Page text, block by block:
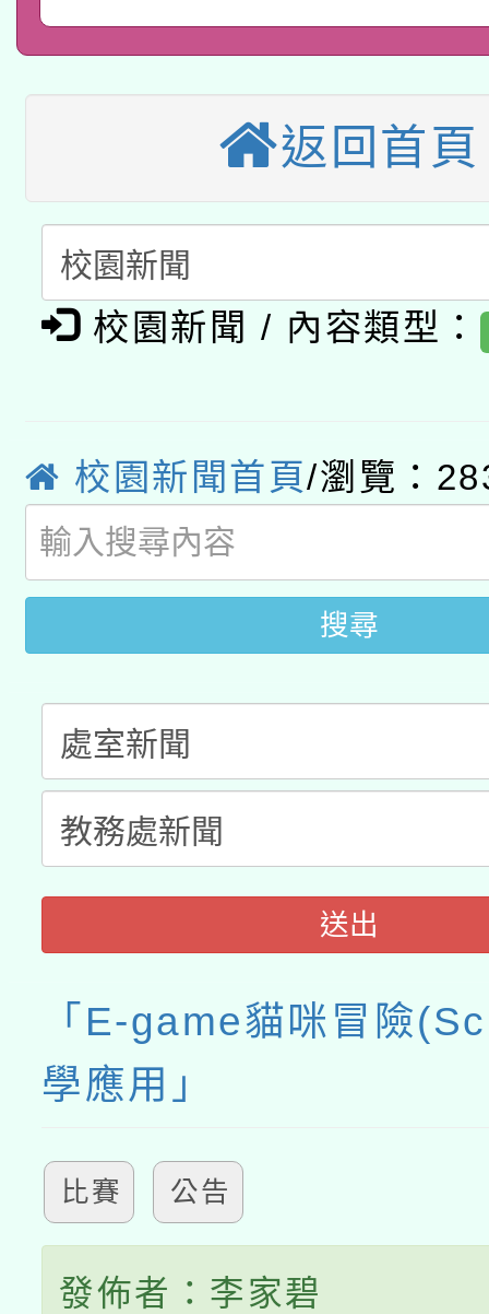
用水績優單位及節水達
動」
桃園市孔廟祈福系列
本校115學年度第2次
招甄選結果公告(無人
招)
適應運動共學行動站研
本館辦理115年度閱讀
暨閱讀推動專業研習
科技賦能─人工智慧
礎課程
A3數位素養講師名單
「數位內容與教學軟
薪期間赴陸應申請許可
轉知經濟部水利署委託
業技術研究院辦理「
用水績優單位及節水達
115年8月22日(星期六
桃園市孔廟祈福系列
開 智慧啟航」
2026年桃園地景藝術
返回首頁
校園新聞 / 內容類型：
校園新聞首頁/瀏覽：
搜尋
送出
「E-game貓咪冒險
學應用」
比賽 公告
發佈者：李家碧